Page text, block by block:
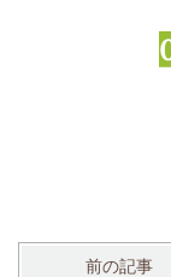
前の記事